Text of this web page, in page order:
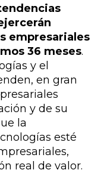
empresariales
36 meses.
y el
en gran
y de su
la
esté
real de valor.